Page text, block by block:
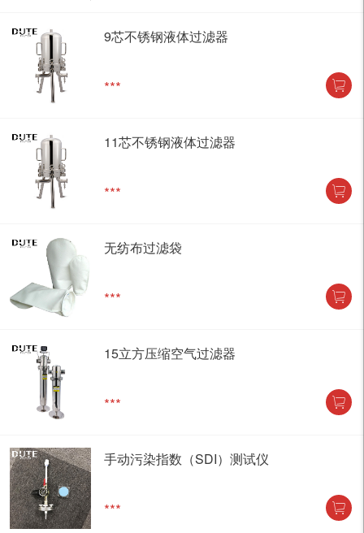
9芯不锈钢液体过滤器
***
11芯不锈钢液体过滤器
***
无纺布过滤袋
***
15立方压缩空气过滤器
***
手动污染指数（SDI）测试仪
***